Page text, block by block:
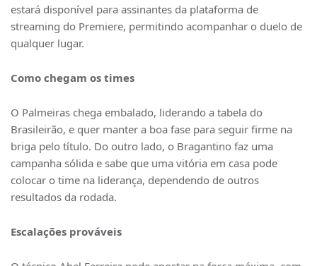
estará disponível para assinantes da plataforma de
streaming do Premiere, permitindo acompanhar o duelo de
qualquer lugar.
Como chegam os times
O Palmeiras chega embalado, liderando a tabela do
Brasileirão, e quer manter a boa fase para seguir firme na
briga pelo título. Do outro lado, o Bragantino faz uma
campanha sólida e sabe que uma vitória em casa pode
colocar o time na liderança, dependendo de outros
resultados da rodada.
Escalações prováveis